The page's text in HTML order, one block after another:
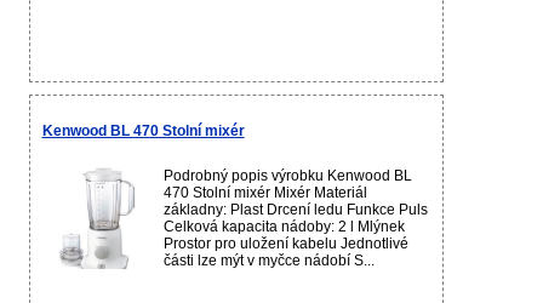
Kenwood BL 470 Stolní mixér
Podrobný popis výrobku Kenwood BL
470 Stolní mixér Mixér Materiál
základny: Plast Drcení ledu Funkce Puls
Celková kapacita nádoby: 2 l Mlýnek
Prostor pro uložení kabelu Jednotlivé
části lze mýt v myčce nádobí S...